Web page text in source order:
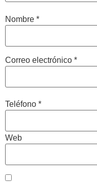
Teléfono *
Nombre *
Correo electrónico *
Web